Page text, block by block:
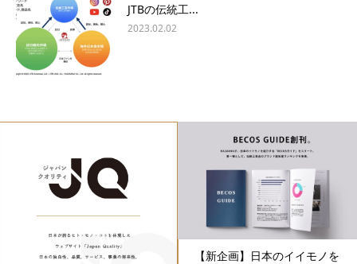
JTBの伝統工...
2023.02.02
【新企画】​日本のイイモノを